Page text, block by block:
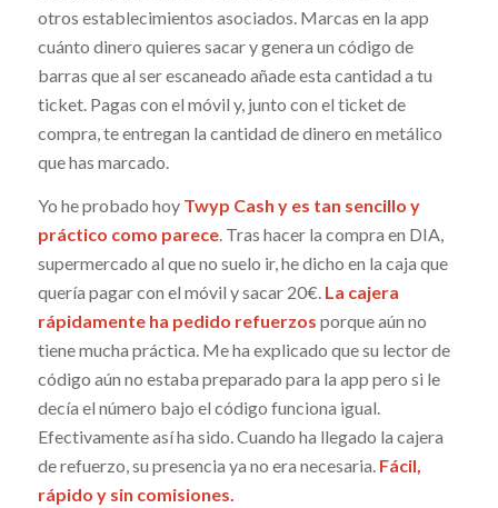
otros establecimientos asociados. Marcas en la app
cuánto dinero quieres sacar y genera un código de
barras que al ser escaneado añade esta cantidad a tu
ticket. Pagas con el móvil y, junto con el ticket de
compra, te entregan la cantidad de dinero en metálico
que has marcado.
Yo he probado hoy Twyp Cash y es tan sencillo y
práctico como parece. Tras hacer la compra en DIA,
supermercado al que no suelo ir, he dicho en la caja que
quería pagar con el móvil y sacar 20€. La cajera
rápidamente ha pedido refuerzos porque aún no
tiene mucha práctica. Me ha explicado que su lector de
código aún no estaba preparado para la app pero si le
decía el número bajo el código funciona igual.
Efectivamente así ha sido. Cuando ha llegado la cajera
de refuerzo, su presencia ya no era necesaria. Fácil,
rápido y sin comisiones.